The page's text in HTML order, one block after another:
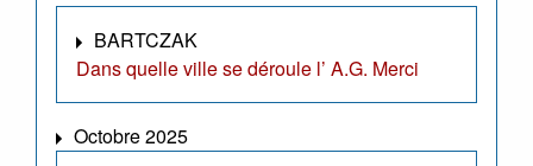
BARTCZAK
Dans quelle ville se déroule l’ A.G. Merci
Octobre 2025